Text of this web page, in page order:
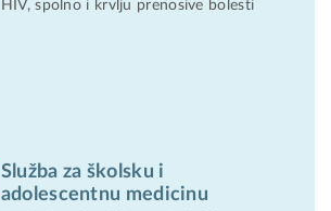
HIV, spolno i krvlju prenosive bolesti
Služba za školsku i
adolescentnu medicinu